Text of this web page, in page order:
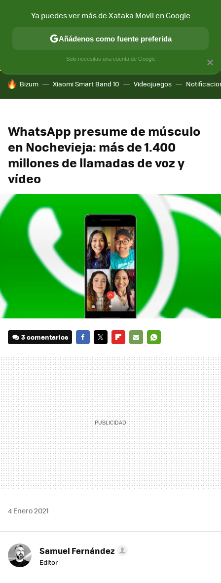
CONECTIVIDAD MÓVIL Y SOCIEDAD APLICACIONES
HOY SE HABLA DE
Bizum Xiaomi Smart Band 10 Videojuegos
WhatsApp presume de músculo
en Nochevieja: más de 1.400
millones de llamadas de voz y
vídeo
3 comentarios
MAIL
4 Enero 2021
Samuel Fernández
Editor
×
Ya puedes ver más de Xataka Movil en Google
Añádenos como fuente preferida
Solo necesitas una cuenta de Google